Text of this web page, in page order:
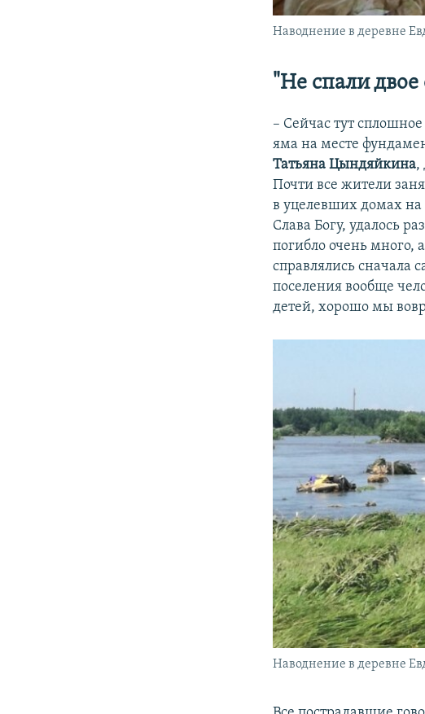
Наводнение в деревне
"Не спали двое
– Сейчас тут
яма на месте
Татьяна Цындяйкина,
Почти все жители
в уцелевших домах на
Слава Богу, удалось
погибло очень много,
справлялись сначала
поселения вообще
детей, хорошо мы
Наводнение в деревне